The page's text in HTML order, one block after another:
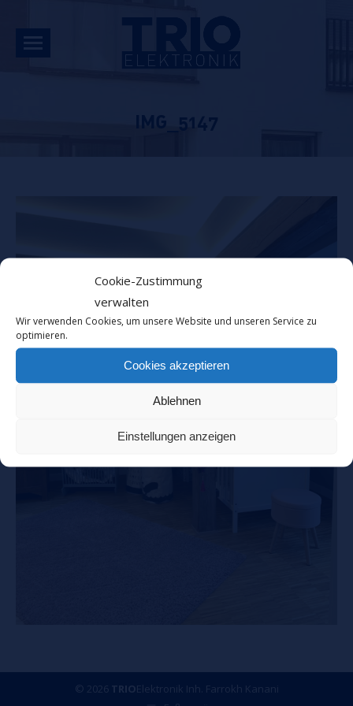
Cookie-Zustimmung
verwalten
Wir verwenden Cookies, um unsere Website und unseren Service zu
optimieren.
Cookies akzeptieren
Ablehnen
Einstellungen anzeigen
© 2026 TRIOElektronik Inh. Farrokh Kanani